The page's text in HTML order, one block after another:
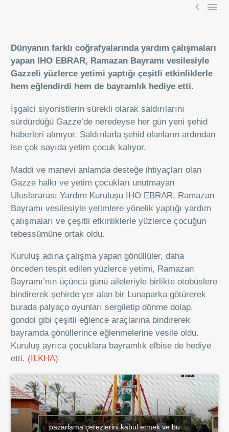
 
Dünyanın farklı coğrafyalarında yardım çalışmaları
yapan IHO EBRAR, Ramazan Bayramı vesilesiyle
Gazzeli yüzlerce yetimi yaptığı çeşitli etkinliklerle
hem eğlendirdi hem de bayramlık hediye etti.
İşgalci siyonistlerin sürekli olarak saldırılarını
sürdürdüğü Gazze’de neredeyse her gün yeni şehid
haberleri alınıyor. Saldırılarla şehid olanların ardından
ise çok sayıda yetim çocuk kalıyor.
Maddi ve manevi anlamda desteğe ihtiyaçları olan
Gazze halkı ve yetim çocukları unutmayan
Uluslararası Yardım Kuruluşu IHO EBRAR, Ramazan
Bayramı vesilesiyle yetimlere yönelik yaptığı yardım
çalışmaları ve çeşitli etkinliklerle yüzlerce çocuğun
tebessümüne ortak oldu.
Kuruluş adına çalışma yapan gönüllüler, daha
önceden tespit edilen yüzlerce yetimi, Ramazan
Bayramı’nın üçüncü günü aileleriyle birlikte otobüslere
bindirerek şehirde yer alan bir Lunaparka götürerek
burada palyaço oyunları sergiletip dönme dolap,
gondol gibi çeşitli eğlence araçlarına bindirerek
bayramda gönüllerince eğlenmelerine vesile oldu.
Kuruluş ayrıca çocuklara bayramlık elbise de hediye
etti. (İLKHA)
pazarlama çerezlerini kabul etmek ve bu